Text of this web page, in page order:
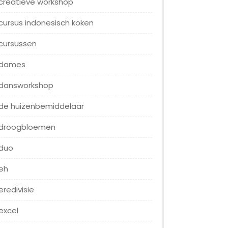
indonesisch koken
huizenbemiddelaar